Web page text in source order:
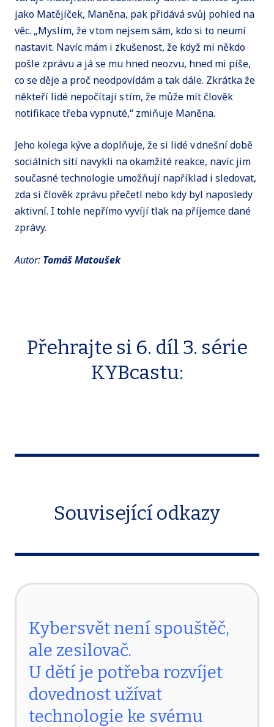
jako Matějíček, Maněna, pak přidává svůj pohled na
věc. „Myslím, že v tom nejsem sám, kdo si to neumí
nastavit. Navíc mám i zkušenost, že když mi někdo
pošle zprávu a já se mu hned neozvu, hned mi píše,
co se děje a proč neodpovídám a tak dále. Zkrátka že
někteří lidé nepočítají s tím, že může mít člověk
notifikace třeba vypnuté,“ zmiňuje Maněna.
Jeho kolega kýve a doplňuje, že si lidé v dnešní době
sociálních sítí navykli na okamžité reakce, navíc jim
současné technologie umožňují například i sledovat,
zda si člověk zprávu přečetl nebo kdy byl naposledy
aktivní. I tohle nepřímo vyvíjí tlak na příjemce dané
zprávy.
Autor: Tomáš Matoušek
Přehrajte si 6. díl 3. série
KYBcastu:
Související odkazy
Kybersvět není spouštěč,
ale zesilovač.
U dětí je potřeba rozvíjet
dovednost užívat
technologie ke svému